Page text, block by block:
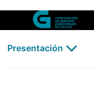
Skip to Main Content
Noticias
Presentación